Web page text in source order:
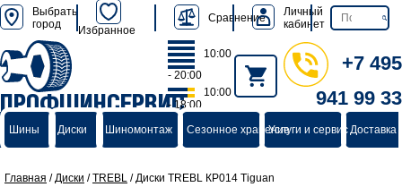
Выбрать
город
Избранное
Сравнение
Личный
кабинет
ПРОФШИНСЕРВИС
группа компаний
10:00
- 20:00
10:00
- 18:00
+7 495
941 99 33
Шины Диски Шиномонтаж Сезонное хранениеУслуги и сервисДоставка
Главная /Диски /TREBL /Диски TREBL КР014 Tiguan